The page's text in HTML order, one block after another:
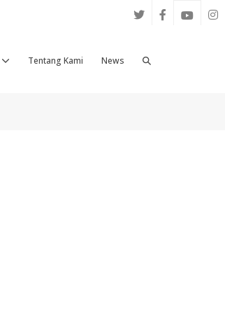
Tentang Kami News
Search